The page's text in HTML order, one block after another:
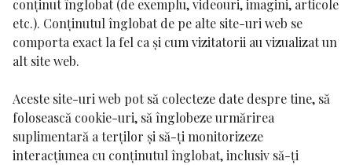
conținut înglobat (de exemplu, videouri, imagini, articole
etc.). Conținutul înglobat de pe alte site-uri web se
comporta exact la fel ca și cum vizitatorii au vizualizat un
alt site web.
Aceste site-uri web pot să colecteze date despre tine, să
folosească cookie-uri, să înglobeze urmărirea
suplimentară a terților și să-ți monitorizeze
interacțiunea cu conținutul înglobat, inclusiv să-ți